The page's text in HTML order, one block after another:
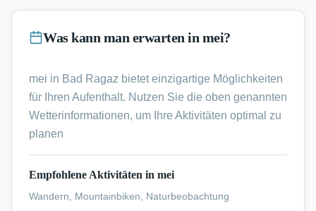
Was kann man erwarten in mei?
mei in Bad Ragaz bietet einzigartige Möglichkeiten
für Ihren Aufenthalt. Nutzen Sie die oben genannten
Wetterinformationen, um Ihre Aktivitäten optimal zu
planen
Empfohlene Aktivitäten in mei
Wandern, Mountainbiken, Naturbeobachtung